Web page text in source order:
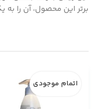
برتر این محصول، آن را
اتمام موجودی